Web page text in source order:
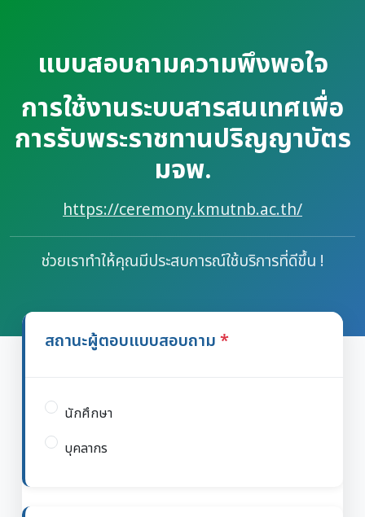
แบบสอบถามความพึงพอใจ
การใช้งานระบบสารสนเทศเพื่อ
การรับพระราชทานปริญญาบัตร
มจพ.
https://ceremony.kmutnb.ac.th/
ช่วยเราทำให้คุณมีประสบการณ์ใช้บริการที่ดีขึ้น !
สถานะผู้ตอบแบบสอบถาม
นักศึกษา
บุคลากร